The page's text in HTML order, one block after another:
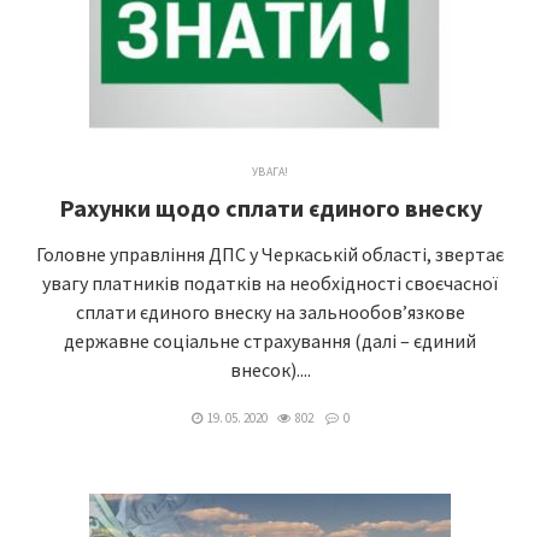
УВАГА!
Рахунки щодо сплати єдиного внеску
Головне управління ДПС у Черкаській області, звертає
увагу платників податків на необхідності своєчасної
сплати єдиного внеску на зальнообов’язкове
державне соціальне страхування (далі – єдиний
внесок)....
19. 05. 2020 802 0